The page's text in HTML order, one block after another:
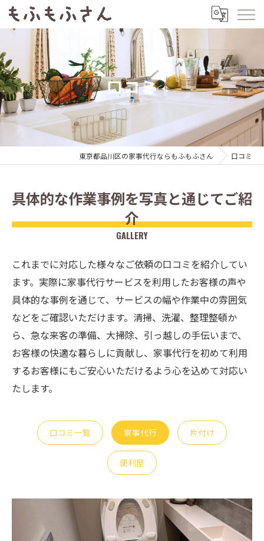
口コミ
東京都品川区の家事代行ならもふもふさん 口コミ
具体的な作業事例を写真と通じてご紹
介
GALLERY
これまでに対応した様々なご依頼の口コミを紹介してい
ます。実際に家事代行サービスを利用したお客様の声や
具体的な事例を通じて、サービスの幅や作業中の雰囲気
などをご確認いただけます。清掃、洗濯、整理整頓か
ら、急な来客の準備、大掃除、引っ越しの手伝いまで、
お客様の快適な暮らしに貢献し、家事代行を初めて利用
するお客様にもご安心いただけるよう心を込めて対応い
たします。
口コミ一覧 家事代行 片付け
便利屋